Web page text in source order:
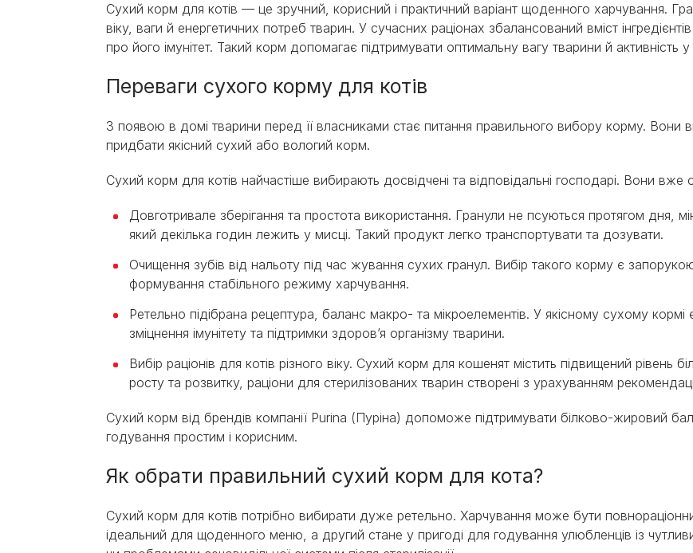
Сухий корм для котів — це зручний, корисний і практичний варіант щоденного харчування.
віку, ваги й енергетичних потреб тварин. У сучасних раціонах збалансований вміст
про його імунітет. Такий корм допомагає підтримувати оптимальну вагу тварини й активність у
Переваги сухого корму для котів
З появою в домі тварини перед її власниками стає питання правильного вибору корму. Вони
придбати якісний сухий або вологий корм.
Сухий корм для котів найчастіше вибирають досвідчені та відповідальні господарі. Вони вже
Довготривале зберігання та простота використання. Гранули не псуються протягом дня,
який декілька годин лежить у мисці. Такий продукт легко транспортувати та дозувати.
Очищення зубів від нальоту під час жування сухих гранул. Вибір такого корму є
формування стабільного режиму харчування.
Ретельно підібрана рецептура, баланс макро- та мікроелементів. У якісному сухому кормі
зміцнення імунітету та підтримки здоров’я організму тварини.
Вибір раціонів для котів різного віку. Сухий корм для кошенят містить підвищений рівень
росту та розвитку, раціони для стерилізованих тварин створені з урахуванням
Сухий корм від брендів компанії Purina (Пуріна) допоможе підтримувати білково-жировий
годування простим і корисним.
Як обрати правильний сухий корм для кота?
Сухий корм для котів потрібно вибирати дуже ретельно. Харчування може бути
ідеальний для щоденного меню, а другий стане у пригоді для годування улюбленців із